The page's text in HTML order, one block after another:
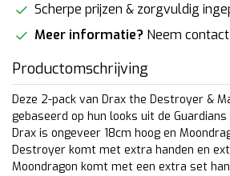
Scherpe prijzen & zorgvuldig
Meer informatie? Neem
Productomschrijving
Deze 2-pack van Drax the Destroyer &
gebaseerd op hun looks uit de
Drax is ongeveer 18cm hoog en
Destroyer komt met extra handen en
Moondragon komt met een extra set